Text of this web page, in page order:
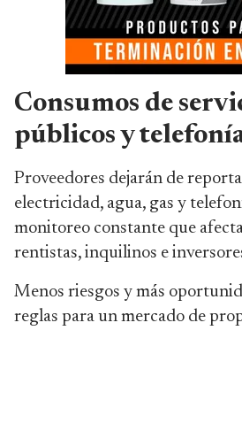
Consumos de
públicos y
Proveedores dejarán de
electricidad, agua, gas y
monitoreo constante que
rentistas, inquilinos e
Menos riesgos y más
reglas para un mercado de